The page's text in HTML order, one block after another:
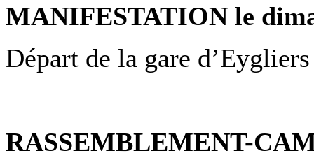
MANIFESTATION le
Départ de la gare
RASSEMBLEMENT-